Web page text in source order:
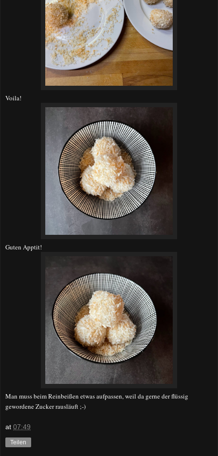
Voila!
Guten Apptit!
Man muss beim Reinbeißen etwas aufpassen, weil da gerne der flüssig
gewordene Zucker rausläuft ;-)
at 07:49
Teilen